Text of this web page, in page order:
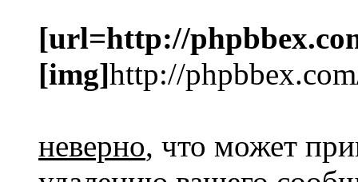
[url=http://
[img]http://
неверно, что может